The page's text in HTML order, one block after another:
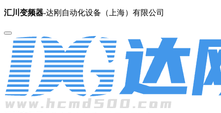
汇川变频器-达刚自动化设备（上海）有限公司